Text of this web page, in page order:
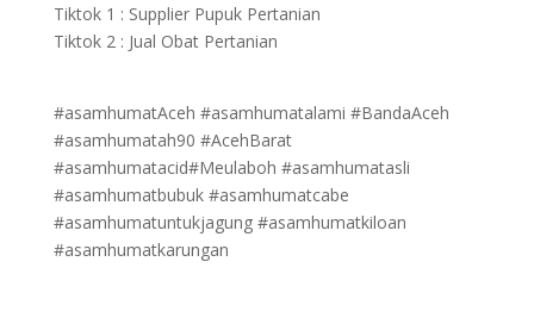
Tiktok 1 : Supplier Pupuk Pertanian
Tiktok 2 : Jual Obat Pertanian
#asamhumatAceh #asamhumatalami #BandaAceh
#asamhumatah90 #AcehBarat
#asamhumatacid#Meulaboh #asamhumatasli
#asamhumatbubuk #asamhumatcabe
#asamhumatuntukjagung #asamhumatkiloan
#asamhumatkarungan